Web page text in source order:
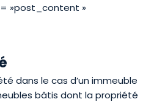
»post_content »
dans le cas d’un immeuble
bâtis dont la propriété